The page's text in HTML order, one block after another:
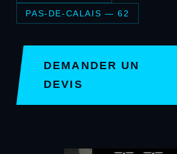
PAS-DE-CALAIS — 62
DEMANDER UN
DEVIS